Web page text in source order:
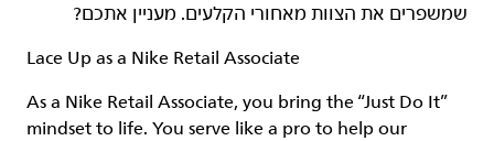
שמשפרים את הצוות מאחורי הקלעים. מעניין אתכם?
Lace Up as a Nike Retail Associate
As a Nike Retail Associate, you bring the “Just Do It”
mindset to life. You serve like a pro to help our